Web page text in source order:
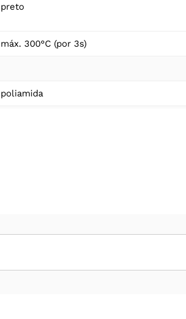
preto
máx. 300°C (por 3s)
poliamida